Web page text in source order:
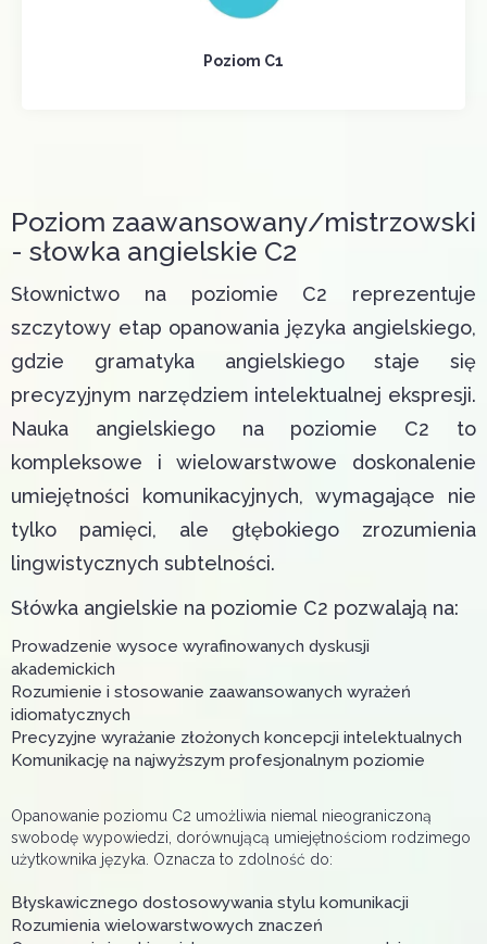
Poziom C1
Poziom zaawansowany/mistrzowski
- słowka angielskie C2
Słownictwo na poziomie C2 reprezentuje
szczytowy etap opanowania języka angielskiego,
gdzie gramatyka angielskiego staje się
precyzyjnym narzędziem intelektualnej ekspresji.
Nauka angielskiego na poziomie C2 to
kompleksowe i wielowarstwowe doskonalenie
umiejętności komunikacyjnych, wymagające nie
tylko pamięci, ale głębokiego zrozumienia
lingwistycznych subtelności.
Słówka angielskie na poziomie C2 pozwalają na:
Prowadzenie wysoce wyrafinowanych dyskusji
akademickich
Rozumienie i stosowanie zaawansowanych wyrażeń
idiomatycznych
Precyzyjne wyrażanie złożonych koncepcji intelektualnych
Komunikację na najwyższym profesjonalnym poziomie
Opanowanie poziomu C2 umożliwia niemal nieograniczoną
swobodę wypowiedzi, dorównującą umiejętnościom rodzimego
użytkownika języka. Oznacza to zdolność do:
Błyskawicznego dostosowywania stylu komunikacji
Rozumienia wielowarstwowych znaczeń